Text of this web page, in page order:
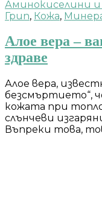
Аминокиселини
Грип, Кожа,
Алое вера –
здраве
Алое вера,
безсмъртието“,
кожата при
слънчеви
Въпреки това,